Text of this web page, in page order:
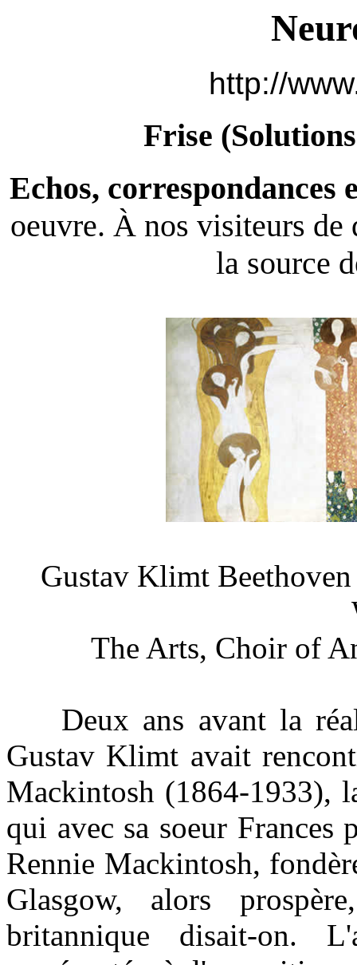
http://
Frise (
Echos, correspondances
oeuvre. À nos visiteurs de
la source
Gustav Klimt
The Arts, Choir of
Deux ans avant la
Gustav Klimt avait
Mackintosh (1864-1933),
qui avec sa soeur Frances
Rennie Mackintosh,
Glasgow, alors
britannique disait-on.